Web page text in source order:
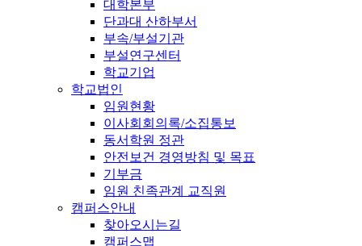
대학본부
단과대 산하부서
부속/부설기관
부설연구센터
학교기업
학교법인
임원현황
이사회회의록/소집통보
동서학원 정관
안전보건 경영방침 및 목표
기부금
임원 친족관계 교직원
캠퍼스안내
찾아오시는길
캠퍼스맵